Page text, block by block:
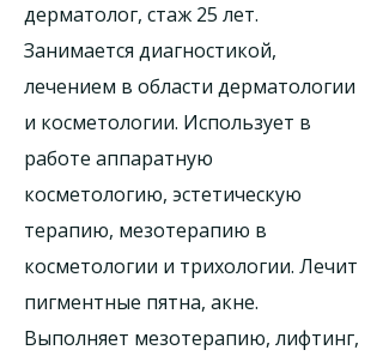
дерматолог, стаж 25 лет.
Занимается диагностикой,
лечением в области дерматологии
и косметологии. Использует в
работе аппаратную
косметологию, эстетическую
терапию, мезотерапию в
косметологии и трихологии. Лечит
пигментные пятна, акне.
Выполняет мезотерапию, лифтинг,